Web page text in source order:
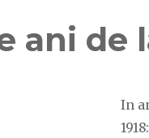
ani de
In